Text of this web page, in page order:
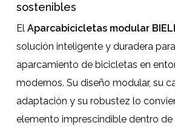
sostenibles
El Aparcabicicletas modular
solución inteligente y duradera
aparcamiento de bicicletas en
modernos. Su diseño modular, su
adaptación y su robustez lo
elemento imprescindible dentro de